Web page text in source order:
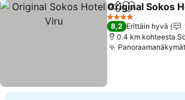
Jaa Lisää
Original Sokos
4 Tähtiluokitus
8,2 Erittäin hyvä
0.4 km kohteesta